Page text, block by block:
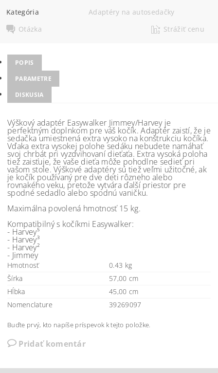
Kategória
Adaptéry na autosedačky
Otázka
Strážiť cenu
POPIS
PARAMETRE
DISKUSIA
Výškový adaptér Easywalker Jimmey/Harvey je
perfektným doplnkom pre váš kočík. Adaptér zaistí, že je
sedačka umiestnená extra vysoko na konštrukciu kočíka.
Vďaka extra vysokej polohe sedáku nebudete namáhať
svoj chrbát pri vyzdvihovaní dieťaťa. Extra vysoká poloha
tiež zaisťuje, že vaše dieťa môže pohodlne sedieť pri
vašom stole. Výškové adaptéry sú tiež veľmi užitočné, ak
je kočík používaný pre dve deti rôzneho alebo
rovnakého veku, pretože vytvára ďalší priestor pre
spodné sedadlo alebo spodnú vaničku.
Maximálna povolená hmotnosť 15 kg.
Kompatibilný s kočíkmi Easywalker:
- Harvey⁵
- Harvey³
- Harvey²
- Jimmey
Hmotnosť
0.43 kg
Šírka
57,00 cm
Hĺbka
45,00 cm
Nomenclature
39269097
Buďte prvý, kto napíše príspevok k tejto položke.
Pridať komentár